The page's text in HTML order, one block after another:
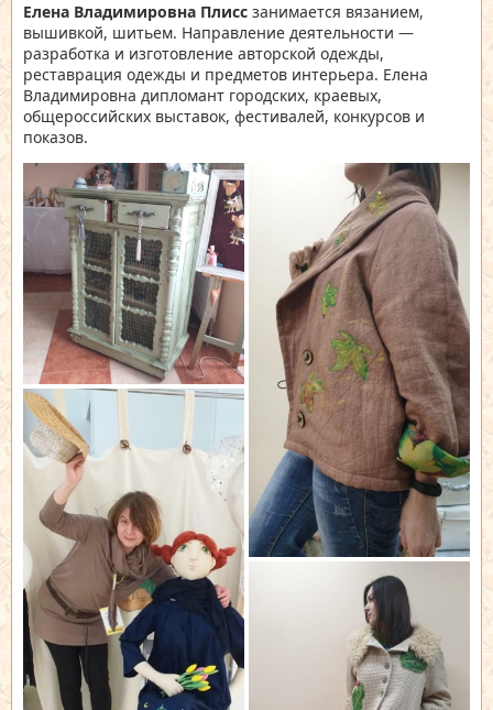
Елена Владимировна Плисс занимается вязанием,
вышивкой, шитьем. Направление деятельности —
разработка и изготовление авторской одежды,
реставрация одежды и предметов интерьера. Елена
Владимировна дипломант городских, краевых,
общероссийских выставок, фестивалей, конкурсов и
показов.